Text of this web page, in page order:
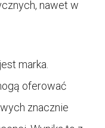
nawet w
marka.
oferować
znacznie